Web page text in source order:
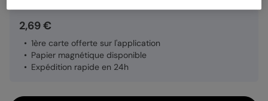
2,69 €
1ère carte offerte sur l'application
Papier magnétique disponible
Expédition rapide en 24h